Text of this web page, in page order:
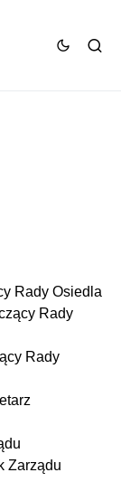
Rady Osiedla
Rady
Rady
Zarządu